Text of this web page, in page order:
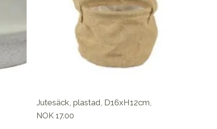
Jutesäck, plastad, D16xH12cm,
Pris
NOK 17.00